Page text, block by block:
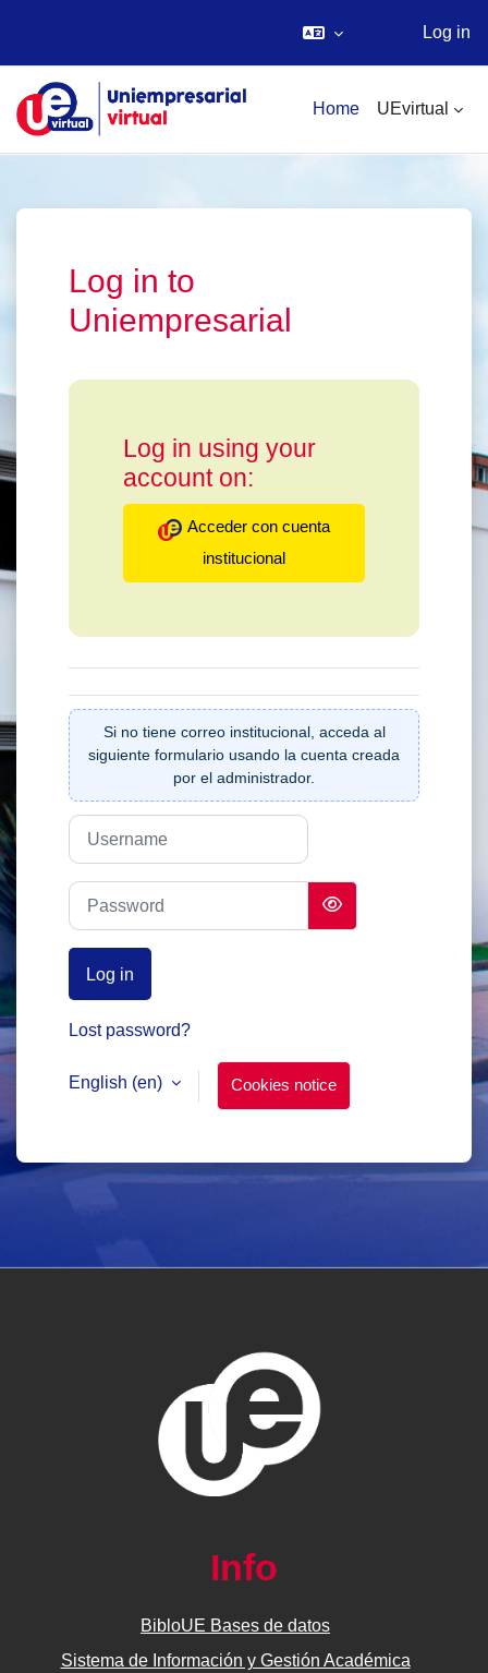
Log in
Home UEvirtual
Log in to
Uniempresarial
Username
Password
Log in
Lost password?
Log in using your
account on:
Acceder con cuenta
institucional
English ‎(en)‎ Cookies notice
Info
BibloUE Bases de datos
Sistema de Información y Gestión Académica